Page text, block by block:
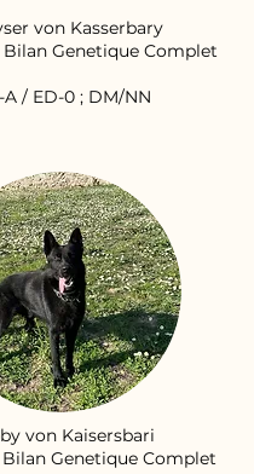
von Kasserbary
Bilan Genetique Complet
A / ED-0 ; DM/NN
von Kaisersbari
Bilan Genetique Complet